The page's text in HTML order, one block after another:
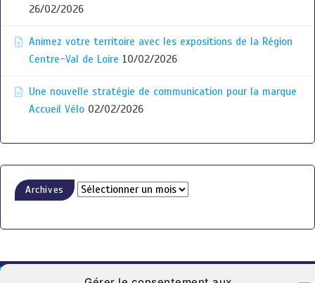
26/02/2026
Animez votre territoire avec les expositions de la Région
Centre-Val de Loire 10/02/2026
Une nouvelle stratégie de communication pour la marque
Accueil Vélo 02/02/2026
Archives